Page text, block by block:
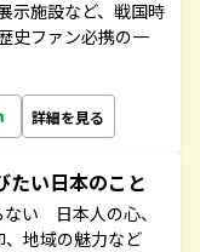
示施設など、戦国時
史ファン必携の一
詳細を見る
い日本のこと
い 日本人の心、
地域の魅力など